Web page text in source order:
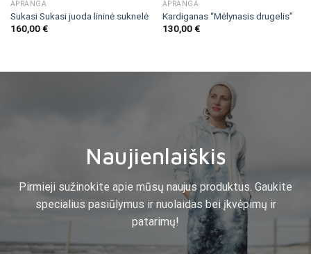
APRANGA
Sukasi Sukasi juoda lininė suknelė
160,00€
APRANGA
Kardiganas “Mėlynasis drugelis”
130,00€
Naujienlaiškis
Pirmieji sužinokite apie mūsų naujus produktus. Gaukite
specialius pasiūlymus ir nuolaidas bei įkvėpimų ir
patarimų!